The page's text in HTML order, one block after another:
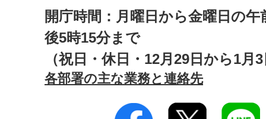
開庁時間：月曜日から金曜日の午
後5時15分まで
（祝日・休日・12月29日から1月
各部署の主な業務と連絡先